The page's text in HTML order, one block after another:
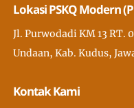
Lokasi PSKQ Modern
Jl. Purwodadi KM 13 RT.
Undaan, Kab. Kudus,
Kontak Kami